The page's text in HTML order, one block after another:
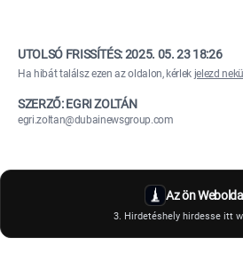
UTOLSÓ FRISSÍTÉS:2025. 05. 23 18:26
Ha hibát találsz ezen az oldalon, kérlek jelezd
SZERZŐ: EGRI ZOLTÁN
egri.zoltan@dubainewsgroup.com
Az ön
3. Hirdetéshely hirdesse itt